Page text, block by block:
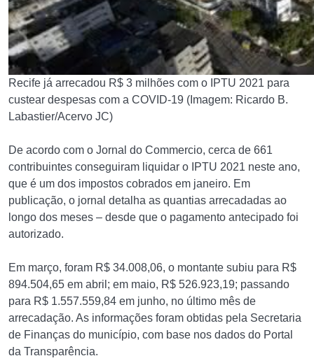
Recife já arrecadou R$ 3 milhões com o IPTU 2021 para
custear despesas com a COVID-19 (Imagem: Ricardo B.
Labastier/Acervo JC)
De acordo com o Jornal do Commercio, cerca de 661
contribuintes conseguiram liquidar o IPTU 2021 neste ano,
que é um dos impostos cobrados em janeiro. Em
publicação, o jornal detalha as quantias arrecadadas ao
longo dos meses – desde que o pagamento antecipado foi
autorizado.
Em março, foram R$ 34.008,06, o montante subiu para R$
894.504,65 em abril; em maio, R$ 526.923,19; passando
para R$ 1.557.559,84 em junho, no último mês de
arrecadação. As informações foram obtidas pela Secretaria
de Finanças do município, com base nos dados do Portal
da Transparência.